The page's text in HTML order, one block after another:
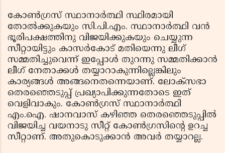
കോണ്‍ഗ്രസ് സ്ഥാനാര്‍ത്ഥി സ്ഥിരമായി
തോല്‍ക്കുകയും സി.പി.എം. സ്ഥാനാര്‍ത്ഥി വന്‍
ഭൂരിപക്ഷത്തിനു വിജയിക്കുകയും ചെയ്യുന്ന
സീറ്റായിട്ടും കാസര്‍കോട് മതിയെന്നു ലീഗ്
സമ്മതിച്ചുവെന്ന് ഇപ്പോള്‍ തുറന്നു സമ്മതിക്കാന്‍
ലീഗ് നേതാക്കള്‍ തയ്യാറാകുന്നില്ലെങ്കിലും
കാര്യങ്ങള്‍ അങ്ങനെതന്നെയാണ്. ലോക്‌സഭാ
തെരഞ്ഞെടുപ്പ് പ്രഖ്യാപിക്കുന്നതോടെ ഇത്
വെളിവാകും. കോണ്‍ഗ്രസ് സ്ഥാനാര്‍ത്ഥി
എം.ഐ. ഷാനവാസ് കഴിഞ്ഞ തെരഞ്ഞെടുപ്പില്‍
വിജയിച്ച വയനാടു സീറ്റ് കോണ്‍ഗ്രസിന്റെ ഉറച്ച
സീറ്റാണ്. അതുകൊടുക്കാന്‍ അവര്‍ തയ്യാറല്ല.